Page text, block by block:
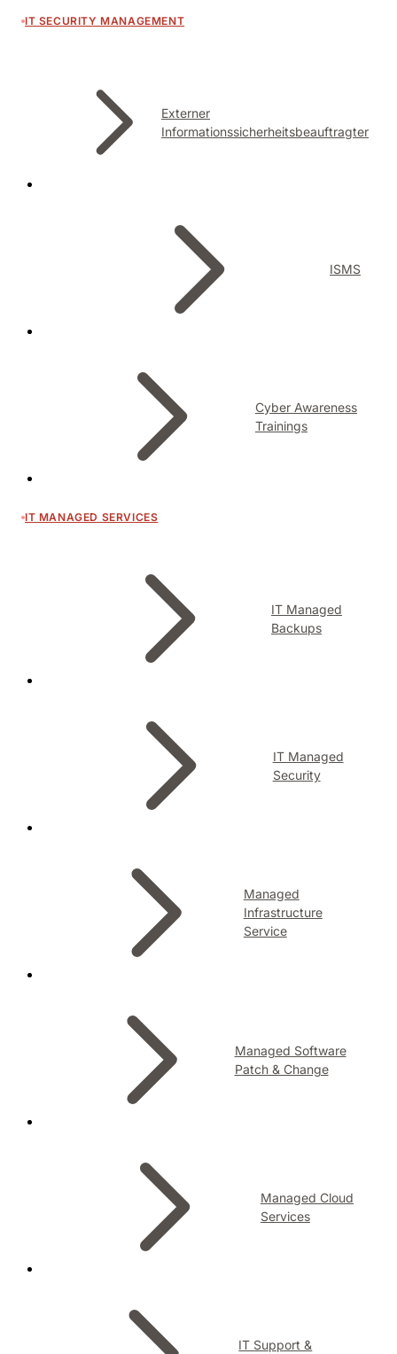
IT SECURITY MANAGEMENT
Externer
Informationssicherheitsbeauftragter
ISMS
Cyber Awareness
Trainings
IT MANAGED SERVICES
IT Managed
Backups
IT Managed
Security
Managed
Infrastructure
Service
Managed Software
Patch & Change
Managed Cloud
Services
IT Support &